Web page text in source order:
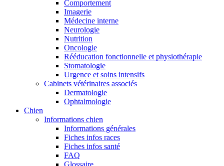
Comportement
Imagerie
Médecine interne
Neurologie
Nutrition
Oncologie
Rééducation fonctionnelle et physiothérapie
Stomatologie
Urgence et soins intensifs
Cabinets vétérinaires associés
Dermatologie
Ophtalmologie
Chien
Informations chien
Informations générales
Fiches infos races
Fiches infos santé
FAQ
Glossaire